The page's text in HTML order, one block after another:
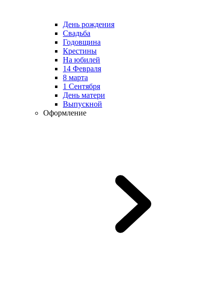
День рождения
Свадьба
Годовщина
Крестины
На юбилей
14 Февраля
8 марта
1 Сентября
День матери
Выпускной
Оформление